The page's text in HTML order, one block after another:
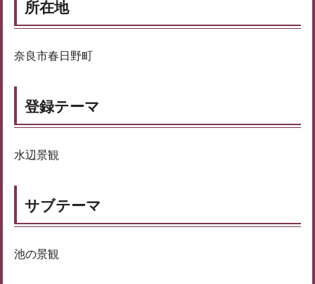
所在地
奈良市春日野町
登録テーマ
水辺景観
サブテーマ
池の景観